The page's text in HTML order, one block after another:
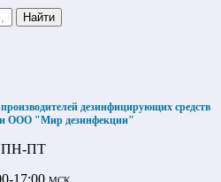
дезинфицирующих средств
ООО "Мир дезинфекции"
ПН-ПТ
17:00